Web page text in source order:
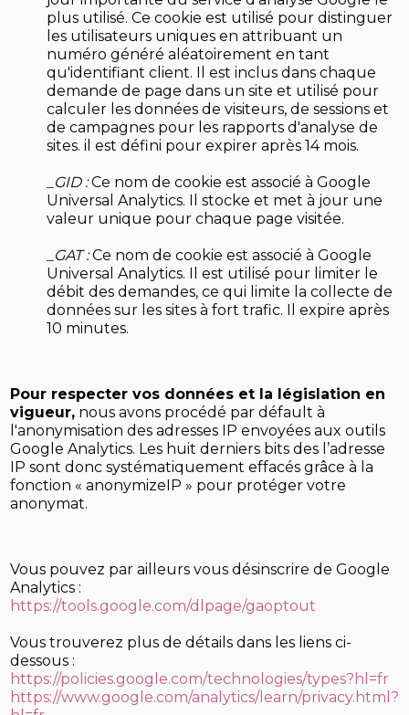
plus utilisé. Ce cookie est utilisé pour distinguer
les utilisateurs uniques en attribuant un
numéro généré aléatoirement en tant
qu'identifiant client. Il est inclus dans chaque
demande de page dans un site et utilisé pour
calculer les données de visiteurs, de sessions et
de campagnes pour les rapports d'analyse de
sites. il est défini pour expirer après 14 mois.
_GID :Ce nom de cookie est associé à Google
Universal Analytics. Il stocke et met à jour une
valeur unique pour chaque page visitée.
_GAT :Ce nom de cookie est associé à Google
Universal Analytics. Il est utilisé pour limiter le
débit des demandes, ce qui limite la collecte de
données sur les sites à fort trafic. Il expire après
10 minutes.
Pour respecter vos données et la législation en
vigueur, nous avons procédé par défault à
l'anonymisation des adresses IP envoyées aux outils
Google Analytics. Les huit derniers bits des l’adresse
IP sont donc systématiquement effacés grâce à la
fonction « anonymizeIP » pour protéger votre
anonymat.
Vous pouvez par ailleurs vous désinscrire de Google
Analytics :
https://tools.google.com/dlpage/gaoptout
Vous trouverez plus de détails dans les liens ci-
dessous :
https://policies.google.com/technologies/types?hl=fr
https://www.google.com/analytics/learn/privacy.html?